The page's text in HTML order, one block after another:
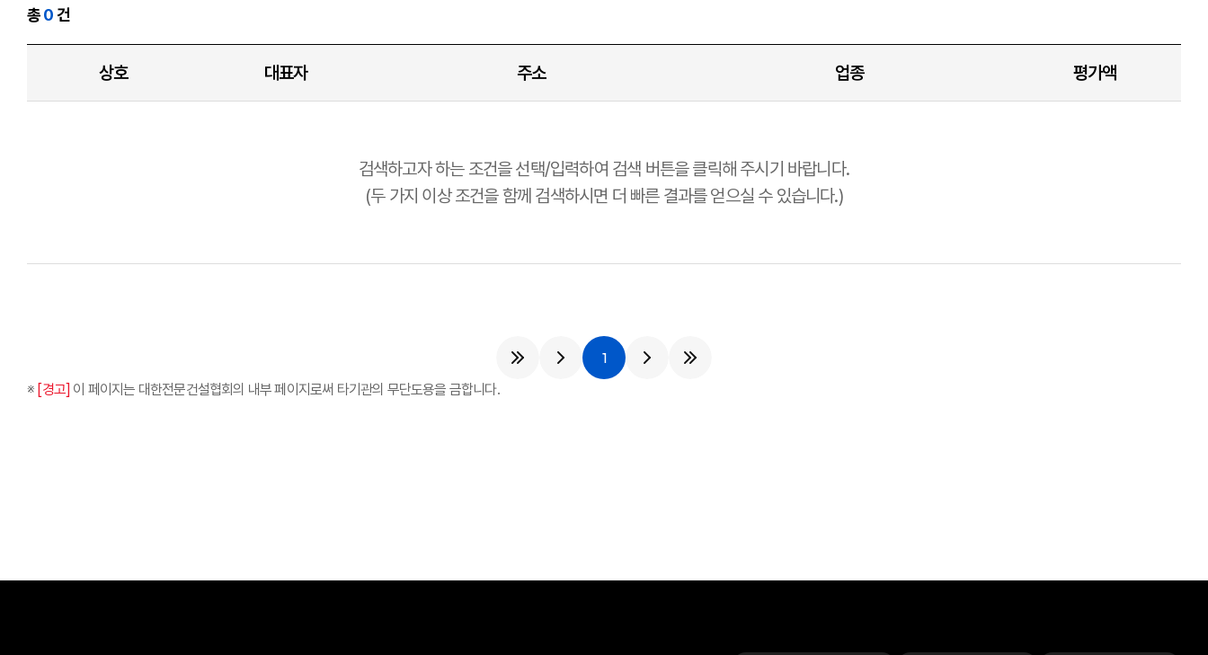
총0건
상호 대표자 주소 업종 평가액
검색하고자 하는 조건을 선택/입력하여 검색 버튼을 클릭해 주시기 바랍니다.
(두 가지 이상 조건을 함께 검색하시면 더 빠른 결과를 얻으실 수 있습니다.)
1
※ [경고] 이 페이지는 대한전문건설협회의 내부 페이지로써 타기관의 무단도용을 금합니다.